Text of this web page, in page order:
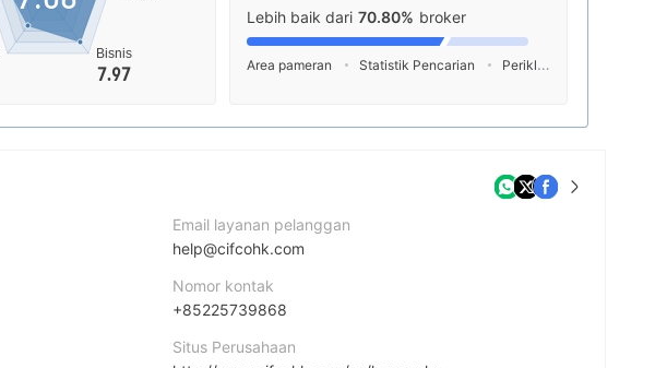
Bisnis
7.97
Lebih baik dari 70.80% broker
Area pameran Statistik Pencarian Periklanan
Email layanan pelanggan
help@cifcohk.com
Nomor kontak
+85225739868
Situs Perusahaan